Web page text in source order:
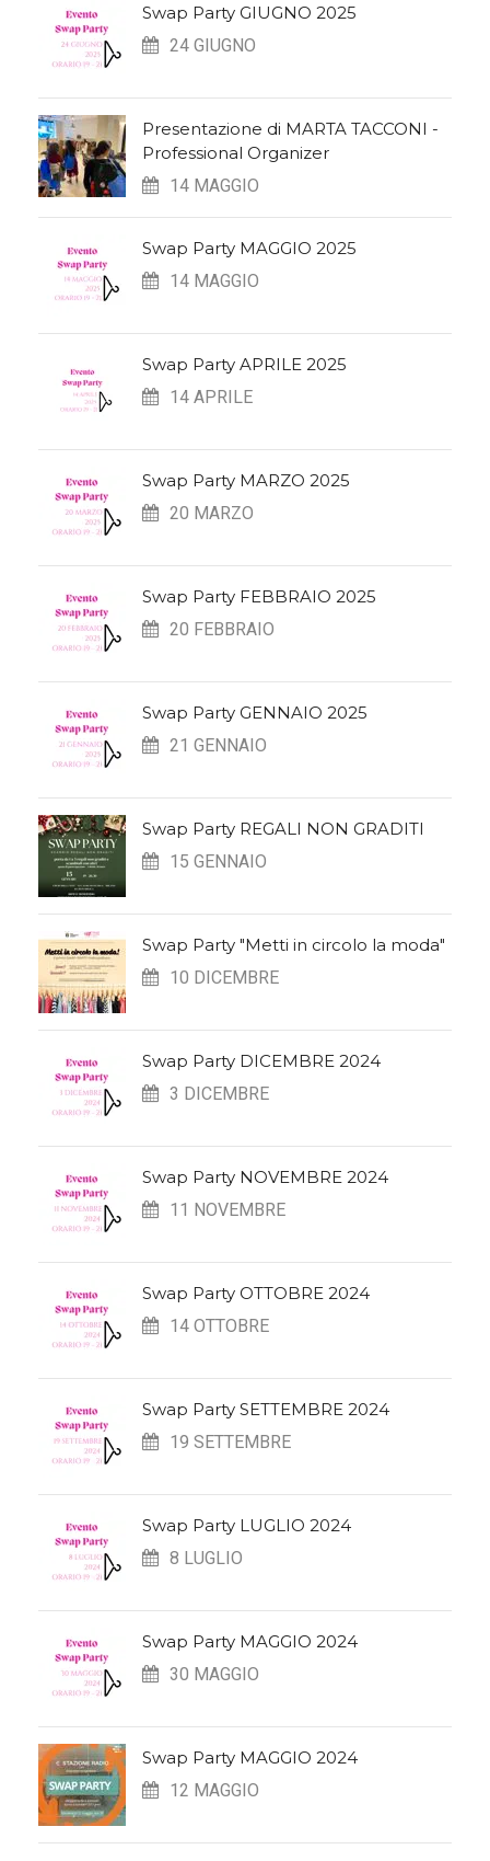
Swap Party GIUGNO 2025
24 GIUGNO
Presentazione di MARTA TACCONI -
Professional Organizer
14 MAGGIO
Swap Party MAGGIO 2025
14 MAGGIO
Swap Party APRILE 2025
14 APRILE
Swap Party MARZO 2025
20 MARZO
Swap Party FEBBRAIO 2025
20 FEBBRAIO
Swap Party GENNAIO 2025
21 GENNAIO
Swap Party REGALI NON GRADITI
15 GENNAIO
Swap Party "Metti in circolo la moda"
10 DICEMBRE
Swap Party DICEMBRE 2024
3 DICEMBRE
Swap Party NOVEMBRE 2024
11 NOVEMBRE
Swap Party OTTOBRE 2024
14 OTTOBRE
Swap Party SETTEMBRE 2024
19 SETTEMBRE
Swap Party LUGLIO 2024
8 LUGLIO
Swap Party MAGGIO 2024
30 MAGGIO
Swap Party MAGGIO 2024
12 MAGGIO